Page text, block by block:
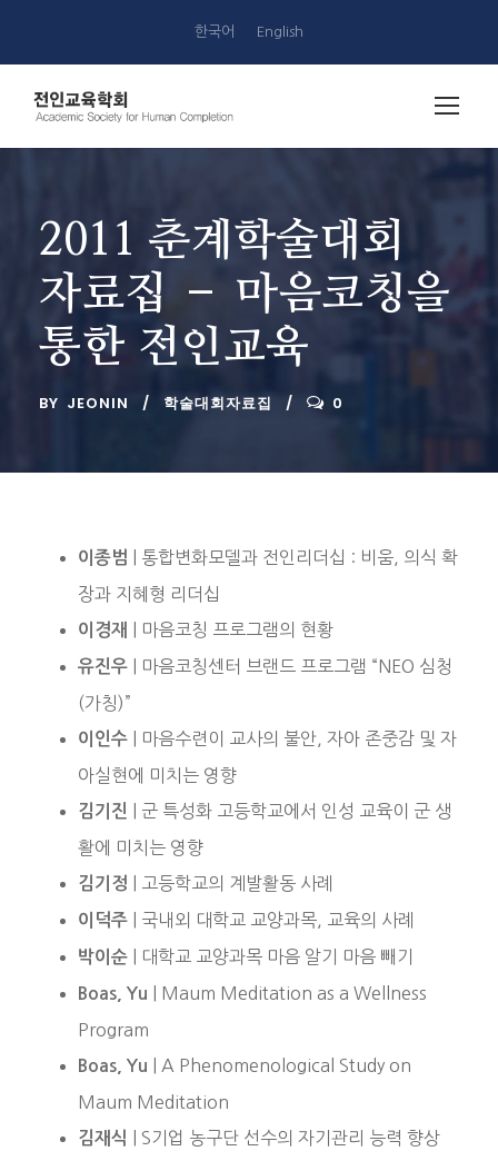
한국어 English
2011 춘계학술대회
자료집 – 마음코칭을
통한 전인교육
BY JEONIN 학술대회자료집 0
이종범 | 통합변화모델과 전인리더십 : 비움, 의식 확
장과 지혜형 리더십
이경재 | 마음코칭 프로그램의 현황
유진우 | 마음코칭센터 브랜드 프로그램 “NEO 심청
(가칭)”
이인수 | 마음수련이 교사의 불안, 자아 존중감 및 자
아실현에 미치는 영향
김기진 | 군 특성화 고등학교에서 인성 교육이 군 생
활에 미치는 영향
김기정 | 고등학교의 계발활동 사례
이덕주 | 국내외 대학교 교양과목, 교육의 사례
박이순 | 대학교 교양과목 마음 알기 마음 빼기
Boas, Yu | Maum Meditation as a Wellness
Program
Boas, Yu | A Phenomenological Study on
Maum Meditation
김재식 | S기업 농구단 선수의 자기관리 능력 향상